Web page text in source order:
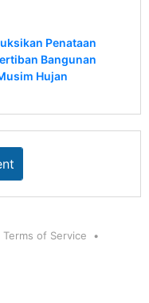
Penataan
Bangunan
Hujan
Terms of Service